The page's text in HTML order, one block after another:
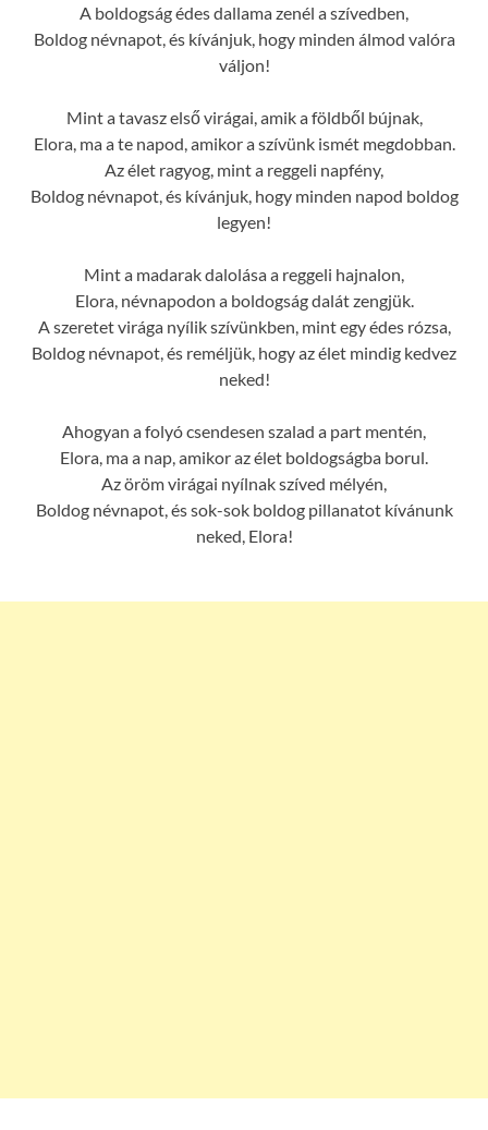
A boldogság édes dallama zenél a szívedben,
Boldog névnapot, és kívánjuk, hogy minden álmod valóra
váljon!
Mint a tavasz első virágai, amik a földből bújnak,
Elora, ma a te napod, amikor a szívünk ismét megdobban.
Az élet ragyog, mint a reggeli napfény,
Boldog névnapot, és kívánjuk, hogy minden napod boldog
legyen!
Mint a madarak dalolása a reggeli hajnalon,
Elora, névnapodon a boldogság dalát zengjük.
A szeretet virága nyílik szívünkben, mint egy édes rózsa,
Boldog névnapot, és reméljük, hogy az élet mindig kedvez
neked!
Ahogyan a folyó csendesen szalad a part mentén,
Elora, ma a nap, amikor az élet boldogságba borul.
Az öröm virágai nyílnak szíved mélyén,
Boldog névnapot, és sok-sok boldog pillanatot kívánunk
neked, Elora!